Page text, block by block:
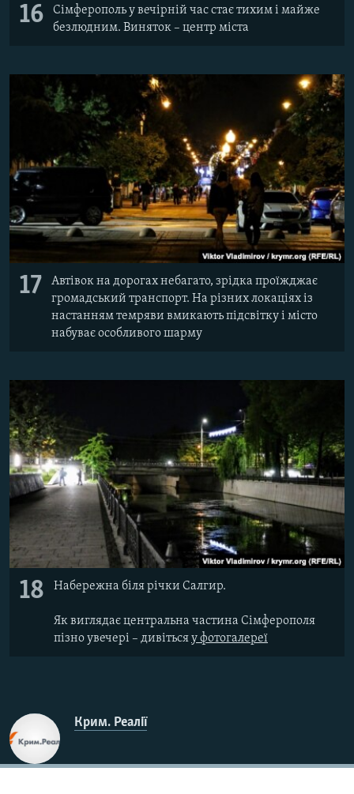
16
Сімферополь у вечірній час стає тихим і майже
безлюдним. Виняток – центр міста
17
Автівок на дорогах небагато, зрідка проїжджає
громадський транспорт. На різних локаціях із
настанням темряви вмикають підсвітку і місто
набуває особливого шарму
18 Набережна біля річки Салгир.
Як виглядає центральна частина Сімферополя
пізно увечері – дивітьсяу фотогалереї​
Крим. Реалії